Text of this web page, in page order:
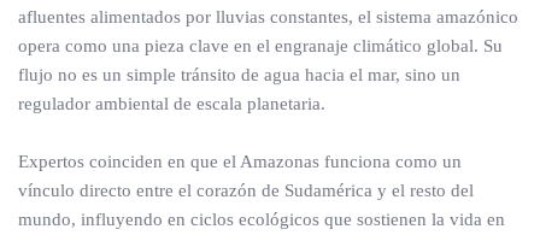
afluentes alimentados por lluvias constantes, el sistema amazónico
opera como una pieza clave en el engranaje climático global. Su
flujo no es un simple tránsito de agua hacia el mar, sino un
regulador ambiental de escala planetaria.
Expertos coinciden en que el Amazonas funciona como un
vínculo directo entre el corazón de Sudamérica y el resto del
mundo, influyendo en ciclos ecológicos que sostienen la vida en